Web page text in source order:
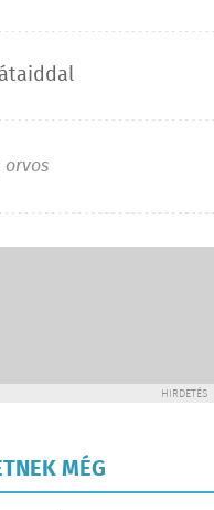
orvos
HIRDETÉS
MÉG